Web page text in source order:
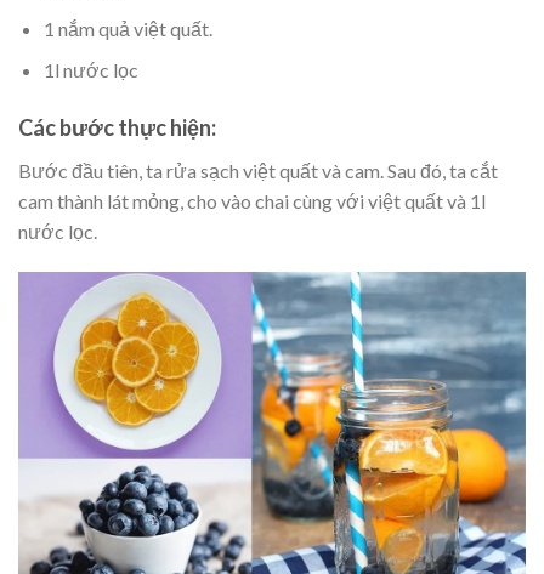
1 nắm quả việt quất.
1l nước lọc
Các bước thực hiện:
Bước đầu tiên, ta rửa sạch việt quất và cam. Sau đó, ta cắt
cam thành lát mỏng, cho vào chai cùng với việt quất và 1l
nước lọc.